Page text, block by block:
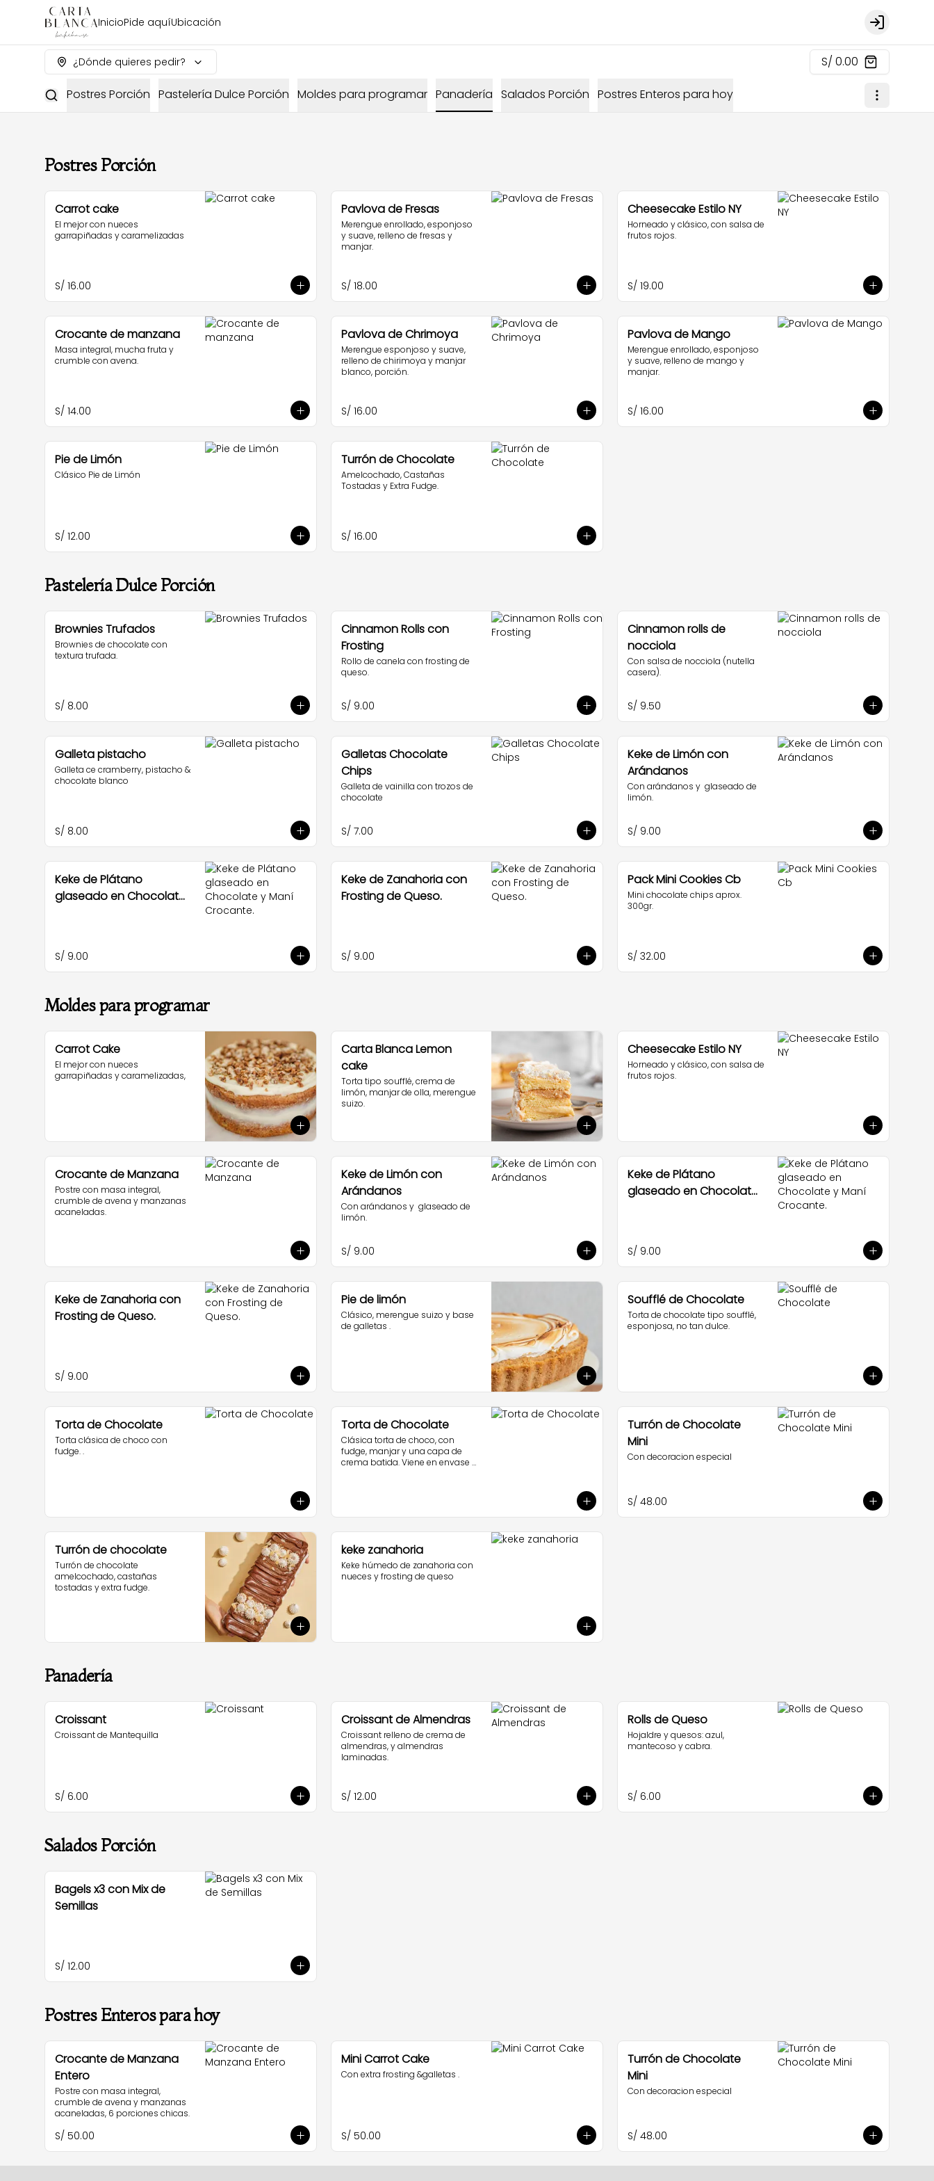
InicioPide aquíUbicación Login
¿Dónde quieres pedir? S/ 0.00
Postres Porción Pastelería Dulce Porción Moldes para programar Panadería Salados Porción Postres Enteros para hoy
Postres Porción
Carrot cake
El mejor con nueces
garrapiñadas y caramelizadas
S/ 16.00
Pavlova de Fresas
Merengue enrollado, esponjoso
y suave, relleno de fresas y
manjar.
S/ 18.00
Cheesecake Estilo NY
Horneado y clásico, con salsa de
frutos rojos.
S/ 19.00
Crocante de manzana
Masa integral, mucha fruta y
crumble con avena.
S/ 14.00
Pavlova de Chrimoya
Merengue esponjoso y suave,
relleno de chirimoya y manjar
blanco, porción.
S/ 16.00
Pavlova de Mango
Merengue enrollado, esponjoso
y suave, relleno de mango y
manjar.
S/ 16.00
Pie de Limón
Clásico Pie de Limón
S/ 12.00
Turrón de Chocolate
Amelcochado, Castañas
Tostadas y Extra Fudge.
S/ 16.00
Pastelería Dulce Porción
Brownies Trufados
Brownies de chocolate con
textura trufada.
S/ 8.00
Cinnamon Rolls con
Frosting
Rollo de canela con frosting de
queso.
S/ 9.00
Cinnamon rolls de
nocciola
Con salsa de nocciola (nutella
casera).
S/ 9.50
Galleta pistacho
Galleta ce cramberry, pistacho &
chocolate blanco
S/ 8.00
Galletas Chocolate
Chips
Galleta de vainilla con trozos de
chocolate
S/ 7.00
Keke de Limón con
Arándanos
Con arándanos y  glaseado de
limón.
S/ 9.00
Keke de Plátano
glaseado en Chocolate
S/ 9.00
Keke de Zanahoria con
Frosting de Queso.
S/ 9.00
Pack Mini Cookies Cb
Mini chocolate chips aprox.
300gr.
S/ 32.00
Moldes para programar
Carrot Cake
El mejor con nueces
garrapiñadas y caramelizadas,
Carta Blanca Lemon
cake
Torta tipo soufflé, crema de
limón, manjar de olla, merengue
suizo.
Cheesecake Estilo NY
Horneado y clásico, con salsa de
frutos rojos.
Crocante de Manzana
Postre con masa integral,
crumble de avena y manzanas
acaneladas.
Keke de Limón con
Arándanos
Con arándanos y  glaseado de
limón.
S/ 9.00
Keke de Plátano
glaseado en Chocolate
S/ 9.00
Keke de Zanahoria con
Frosting de Queso.
S/ 9.00
Pie de limón
Clásico, merengue suizo y base
de galletas .
Soufflé de Chocolate
Torta de chocolate tipo soufflé,
esponjosa, no tan dulce.
Torta de Chocolate
Torta clásica de choco con
fudge. .
Torta de Chocolate
Clásica torta de choco, con
fudge, manjar y una capa de
crema batida. Viene en envase
Turrón de Chocolate
Mini
Con decoracion especial
S/ 48.00
Turrón de chocolate
Turrón de chocolate
amelcochado, castañas
tostadas y extra fudge.
keke zanahoria
Keke húmedo de zanahoria con
nueces y frosting de queso
Panadería
Croissant
Croissant de Mantequilla
S/ 6.00
Croissant de Almendras
Croissant relleno de crema de
almendras, y almendras
laminadas.
S/ 12.00
Rolls de Queso
Hojaldre y quesos: azul,
mantecoso y cabra.
S/ 6.00
Salados Porción
Bagels x3 con Mix de
Semillas
S/ 12.00
Postres Enteros para hoy
Crocante de Manzana
Entero
Postre con masa integral,
crumble de avena y manzanas
acaneladas, 6 porciones chicas.
S/ 50.00
Mini Carrot Cake
Con extra frosting &galletas .
S/ 50.00
Turrón de Chocolate
Mini
Con decoracion especial
S/ 48.00